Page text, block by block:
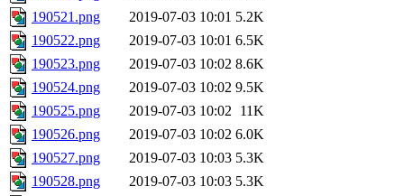
190521.png
2019-07-03 10:01 5.2K
190522.png
2019-07-03 10:01 6.5K
190523.png
2019-07-03 10:02 8.6K
190524.png
2019-07-03 10:02 9.5K
190525.png
2019-07-03 10:02 11K
190526.png
2019-07-03 10:02 6.0K
190527.png
2019-07-03 10:03 5.3K
190528.png
2019-07-03 10:03 5.3K